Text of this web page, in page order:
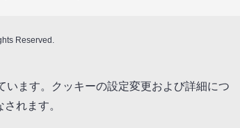
Reserved.
ます。クッキーの設定変更および詳細につ
れます。